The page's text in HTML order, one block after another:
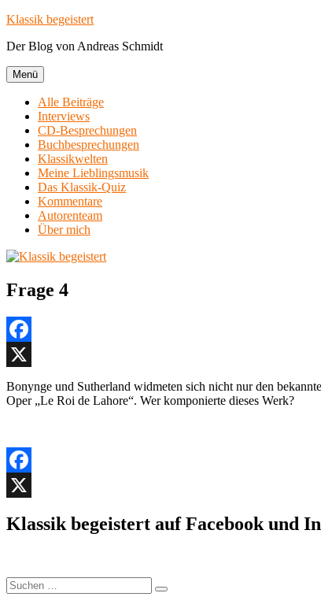
Zum
springen
Klassik begeistert
Der Blog von Andreas Schmidt
Menü
Alle Beiträge
Interviews
CD-Besprechungen
Buchbesprechungen
Klassikwelten
Meine Lieblingsmusik
Das Klassik-Quiz
Kommentare
Autorenteam
Über mich
Frage 4
Facebook
X
Bonynge und Sutherland widmeten sich nicht nur den
Oper „Le Roi de Lahore“. Wer komponierte dieses Werk?
Facebook
Klassik begeistert auf Facebook und
Suchen
nach:
Suchen